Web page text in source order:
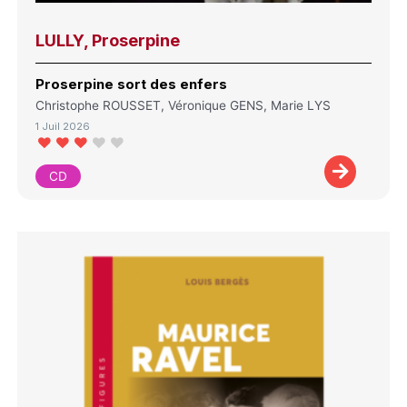
LULLY, Proserpine
Proserpine sort des enfers
Christophe ROUSSET, Véronique GENS, Marie LYS
1 Juil 2026
CD